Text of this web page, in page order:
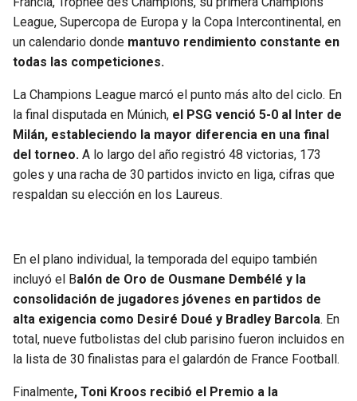
League, Supercopa de Europa y la Copa Intercontinental, en
un calendario donde mantuvo rendimiento constante en
todas las competiciones.
La Champions League marcó el punto más alto del ciclo. En
la final disputada en Múnich, el PSG venció 5-0 al Inter de
Milán, estableciendo la mayor diferencia en una final
del torneo. A lo largo del año registró 48 victorias, 173
goles y una racha de 30 partidos invicto en liga, cifras que
respaldan su elección en los Laureus.
En el plano individual, la temporada del equipo también
incluyó el Balón de Oro de Ousmane Dembélé y la
consolidación de jugadores jóvenes en partidos de
alta exigencia como Desiré Doué y Bradley Barcola. En
total, nueve futbolistas del club parisino fueron incluidos en
la lista de 30 finalistas para el galardón de France Football.
Finalmente, Toni Kroos recibió el Premio a la